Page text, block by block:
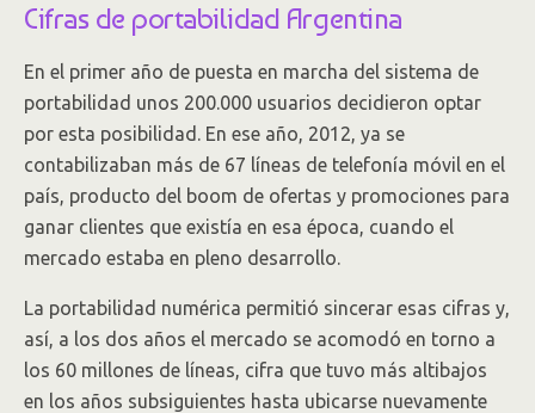
Cifras de portabilidad Argentina
En el primer año de puesta en marcha del sistema de
portabilidad unos 200.000 usuarios decidieron optar
por esta posibilidad. En ese año, 2012, ya se
contabilizaban más de 67 líneas de telefonía móvil en el
país, producto del boom de ofertas y promociones para
ganar clientes que existía en esa época, cuando el
mercado estaba en pleno desarrollo.
La portabilidad numérica permitió sincerar esas cifras y,
así, a los dos años el mercado se acomodó en torno a
los 60 millones de líneas, cifra que tuvo más altibajos
en los años subsiguientes hasta ubicarse nuevamente